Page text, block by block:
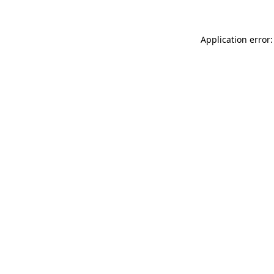
Application